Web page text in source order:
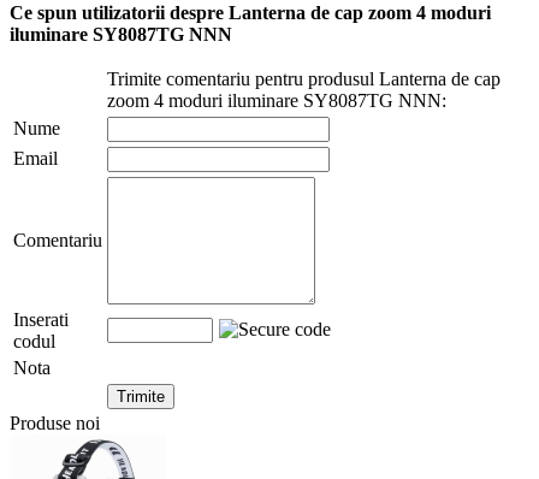
Ce spun utilizatorii despre Lanterna de cap zoom 4 moduri
iluminare SY8087TG NNN
Trimite comentariu pentru produsul Lanterna de cap
zoom 4 moduri iluminare SY8087TG NNN:
Nume
Email
Comentariu
Inserati
codul
Nota
Produse noi